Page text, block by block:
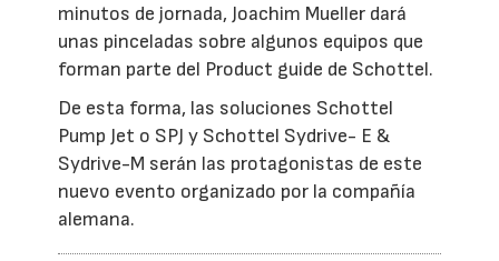
minutos de jornada, Joachim Mueller dará
unas pinceladas sobre algunos equipos que
forman parte del Product guide de Schottel.
De esta forma, las soluciones Schottel
Pump Jet o SPJ y Schottel Sydrive- E &
Sydrive-M serán las protagonistas de este
nuevo evento organizado por la compañía
alemana.